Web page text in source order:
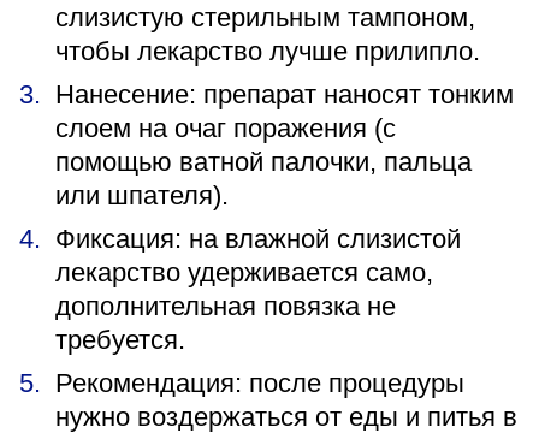
слизистую стерильным тампоном,
чтобы лекарство лучше прилипло.
Нанесение: препарат наносят тонким
слоем на очаг поражения (с
помощью ватной палочки, пальца
или шпателя).
Фиксация: на влажной слизистой
лекарство удерживается само,
дополнительная повязка не
требуется.
Рекомендация: после процедуры
нужно воздержаться от еды и питья в